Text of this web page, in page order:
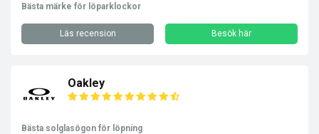
Bästa märke för löparklockor
Läs recension Besök här
Oakley
Bästa solglasögon för löpning